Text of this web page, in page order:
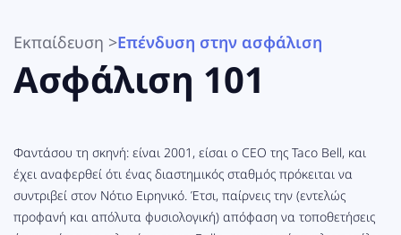
Εκπαίδευση >Επένδυση στην ασφάλιση
Ασφάλιση 101
Φαντάσου τη σκηνή: είναι 2001, είσαι ο CEO της Taco Bell, και
έχει αναφερθεί ότι ένας διαστημικός σταθμός πρόκειται να
συντριβεί στον Νότιο Ειρηνικό. Έτσι, παίρνεις την (εντελώς
προφανή και απόλυτα φυσιολογική) απόφαση να τοποθετήσεις